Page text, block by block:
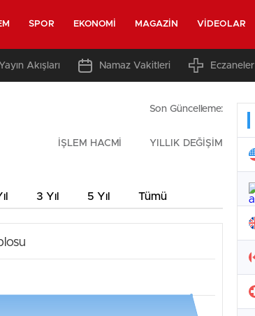
SPOR EKONOMI MAGAZIN VIDEOLAR
Yayın Akışları Namaz Vakitleri Eczaneler
Son Güncelleme:
İŞLEM HACMİ YILLIK DEĞİŞİM
3 Yıl 5 Yıl Tümü